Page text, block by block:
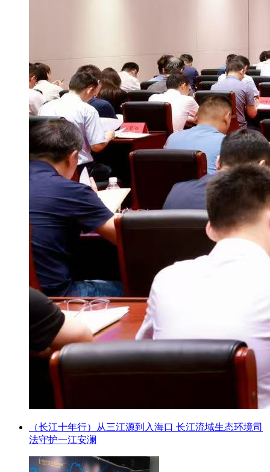
（长江十年行）从三江源到入海口 长江流域生态环境司
法守护一江安澜